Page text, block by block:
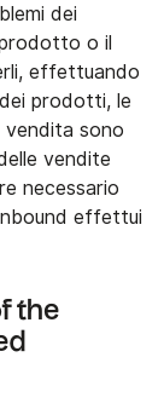
dei
o il
effettuando
prodotti, le
vendita sono
vendite
necessario
effettui
the